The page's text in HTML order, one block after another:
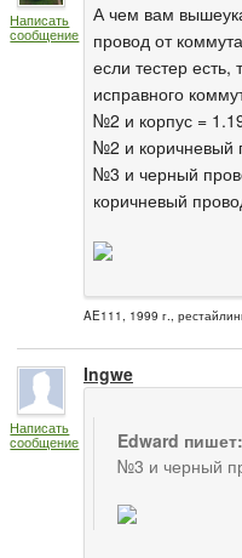
Написать
сообщение
А чем вам
провод от
если тестер есть,
исправного
№2 и корпус =
№2 и коричневый
№3 и черный
коричневый
AE111, 1999 г.,
Написать
сообщение
Ingwe
Edward пишет:
№3 и черный